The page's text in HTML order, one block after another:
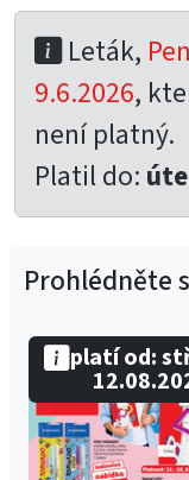
Leták,
9.6.2026,
není platný.
Platil do:
Prohlédněte
platí od: